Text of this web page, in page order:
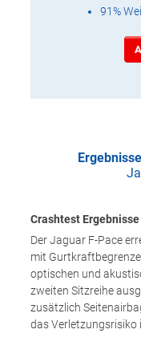
91%
Crashtest
Der Jaguar F-Pace
mit
optischen und
zweiten Sitzreihe
zusätzlich
das Verletzungsrisiko